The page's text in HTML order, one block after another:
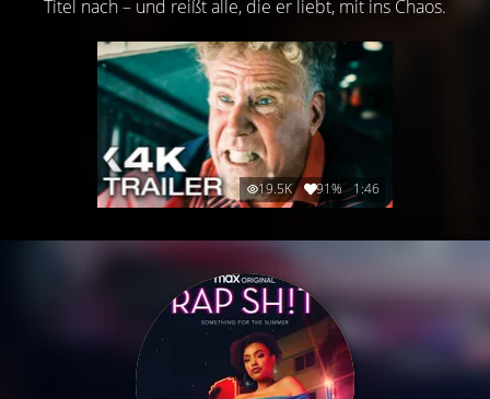
Titel nach – und reißt alle, die er liebt, mit ins Chaos.
19.5K 91% 1:46